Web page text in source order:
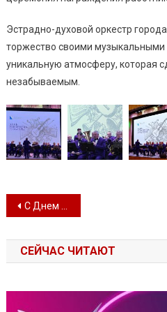
Эстрадно-духовой оркестр
торжество своими
уникальную атмосферу, которая
незабываемым.
Навигация по
С Днем работника культуры!
СЕЙЧАС ЧИТАЮТ